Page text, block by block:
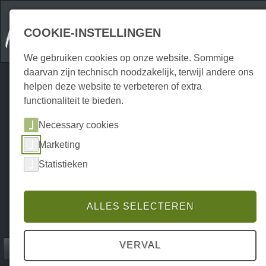
Wandelpaden
COOKIE-INSTELLINGEN
We gebruiken cookies op onze website. Sommige
daarvan zijn technisch noodzakelijk, terwijl andere ons
helpen deze website te verbeteren of extra
functionaliteit te bieden.
Necessary cookies
Marketing
Statistieken
ALLES SELECTEREN
VERVAL